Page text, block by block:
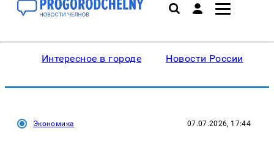
Интересное в городе Новости России
Экономика 07.07.2026, 17:44